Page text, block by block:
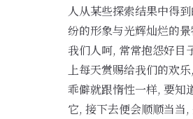
人从某些探索结果中得
纷的形象与光辉灿烂的景
我们人呵, 常常抱怨好目
上每天赏赐给我们的欢
乖僻就跟惰性一样, 要知
它, 接下去便会顺顺当当,